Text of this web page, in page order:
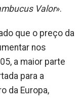
Valor».
que o preço da
nos
a maior parte
para a
da Europa,